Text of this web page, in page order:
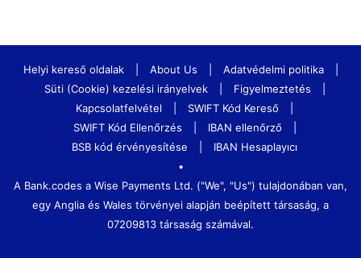
Helyi kereső oldalak About Us Adatvédelmi politika
Süti (Cookie) kezelési irányelvek
Figyelmeztetés
Kapcsolatfelvétel
SWIFT Kód Kereső
SWIFT Kód Ellenőrzés
IBAN ellenőrző
BSB kód érvényesítése
IBAN Hesaplayıcı
•
A Bank.codes a Wise Payments Ltd. ("We", "Us") tulajdonában van,
egy Anglia és Wales törvényei alapján beépített társaság, a
07209813 társaság számával.